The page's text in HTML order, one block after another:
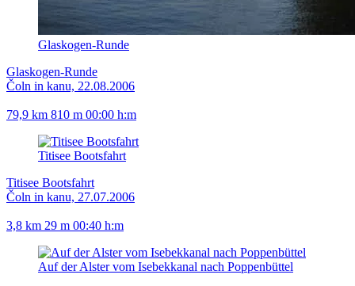
Glaskogen-Runde
Glaskogen-Runde
Čoln in kanu, 22.08.2006
79,9 km 810 m 00:00 h:m
Titisee Bootsfahrt
Titisee Bootsfahrt
Čoln in kanu, 27.07.2006
3,8 km 29 m 00:40 h:m
Auf der Alster vom Isebekkanal nach Poppenbüttel